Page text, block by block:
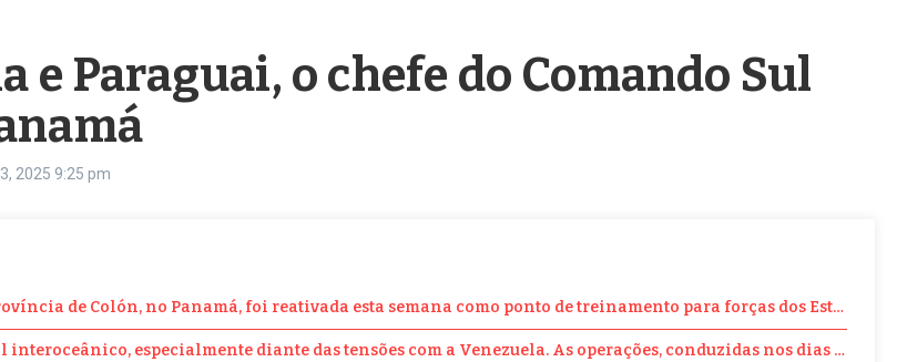
Paraguai, o chefe do Comando Sul
2025 9:25 pm
de Colón, no Panamá, foi reativada esta semana como ponto de treinamento para forças dos Estados
especialmente diante das tensões com a Venezuela. As operações, conduzidas nos dias 17